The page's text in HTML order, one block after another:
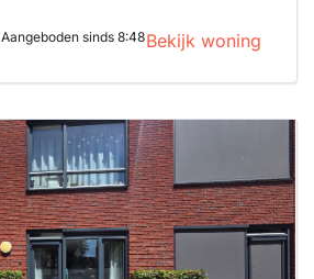
Aangeboden sinds 8:48Bekijk woning